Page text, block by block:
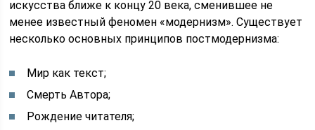
искусства ближе к концу 20 века, сменившее не
менее известный феномен «модернизм». Существует
несколько основных принципов постмодернизма:
Мир как текст;
Смерть Автора;
Рождение читателя;